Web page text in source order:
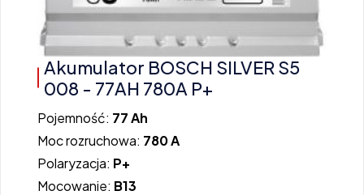
Akumulator BOSCH SILVER S5
008 - 77AH 780A P+
Pojemność: 77 Ah
Moc rozruchowa: 780 A
Polaryzacja: P+
Mocowanie: B13